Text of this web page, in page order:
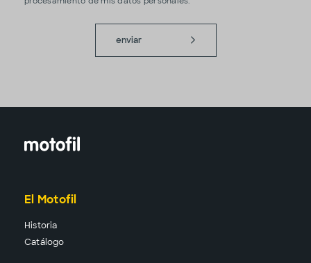
enviar
El Motofil
Historia
Catálogo